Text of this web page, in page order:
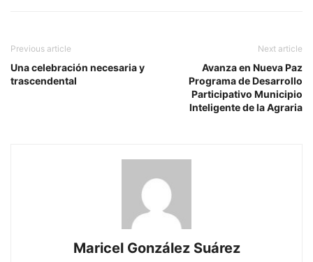
Previous article
Una celebración necesaria y
trascendental
Next article
Avanza en Nueva Paz
Programa de Desarrollo
Participativo Municipio
Inteligente de la Agraria
Maricel González Suárez